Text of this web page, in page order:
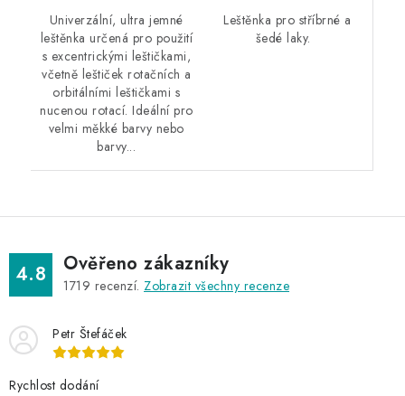
Univerzální, ultra jemné
leštěnka určená pro použití
s excentrickými leštičkami,
včetně leštiček rotačních a
orbitálními leštičkami s
nucenou rotací. Ideální pro
velmi měkké barvy nebo
barvy...
Leštěnka pro stříbrné a
šedé laky.
4.8 Ověřeno zákazníky
1719 recenzí. Zobrazit všechny recenze
Petr Štefáček
Rychlost dodání